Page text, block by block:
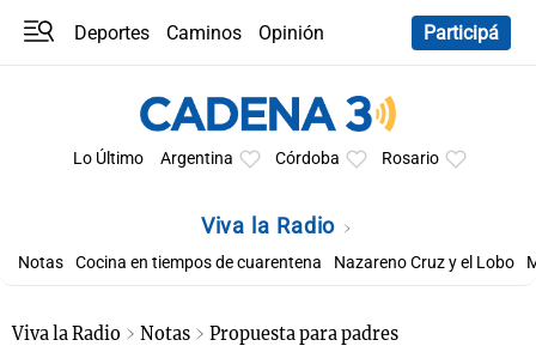
Deportes Caminos
Opinión
Participá
Lo Último Argentina Córdoba Rosario
Viva la Radio
Notas Cocina en tiempos de cuarentena Nazareno Cruz y el Lobo
Viva la Radio Notas Propuesta para padres